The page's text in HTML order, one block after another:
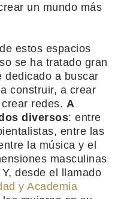
un mundo más
estos espacios
se ha tratado gran
dedicado a buscar
construir, a crear
redes. A
diversos: entre
entre las
la música y el
masculinas
desde el llamado
y Academia